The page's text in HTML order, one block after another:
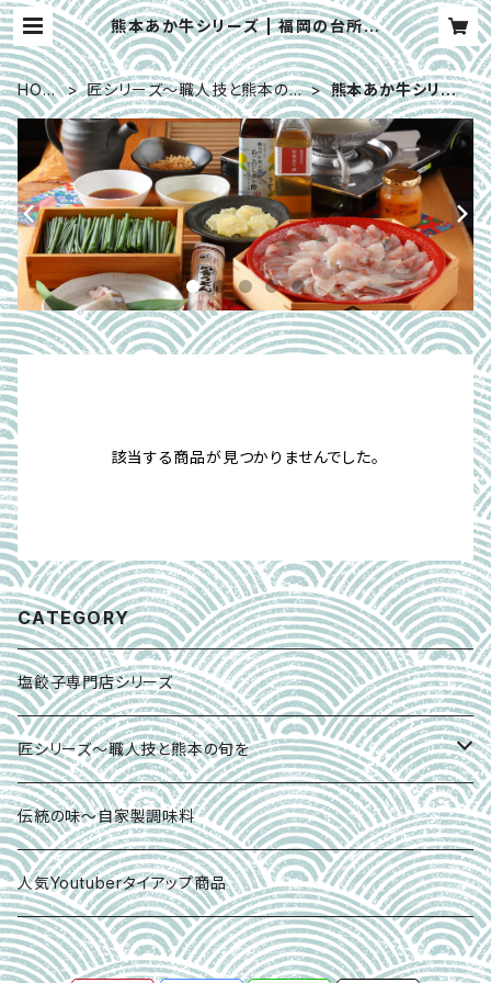
熊本あか牛シリーズ | 福岡の台所一
伍屋
HOM
E
匠シリーズ～職人技と熊本の旬
を
熊本あか牛シリー
ズ
該当する商品が見つかりませんでした。
CATEGORY
塩餃子専門店シリーズ
匠シリーズ～職人技と熊本の旬を
熊本の馬刺し
熊本あか牛シリーズ
拘りの熊本の食～詰め合わせセット
伝統の味～自家製調味料
人気Youtuberタイアップ商品